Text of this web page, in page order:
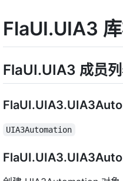
FlaUI.UIA3
FlaUI.UIA3 成员
UIA3Automation